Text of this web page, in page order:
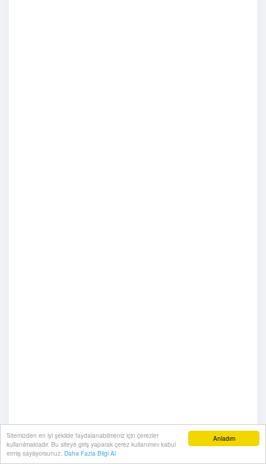
Anladım
Sitemizden en iyi şekilde faydalanabilmeniz için çerezler
kullanılmaktadır. Bu siteye giriş yaparak çerez kullanımını kabul
etmiş sayılıyorsunuz. Daha Fazla Bilgi Al